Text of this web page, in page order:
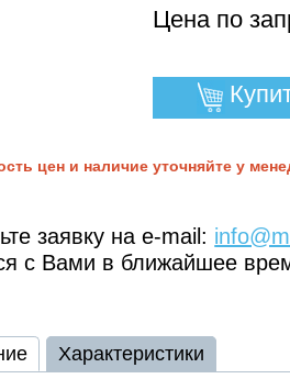
Цена по
цен и наличие уточняйте у
заявку на e-mail:
с Вами в ближайшее
Характеристики